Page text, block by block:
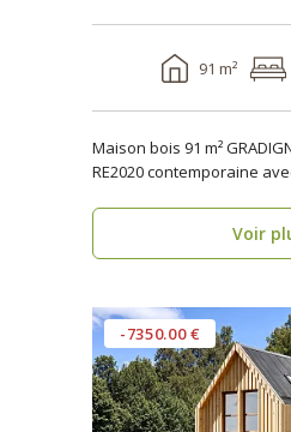
91 m²
Maison bois 91 m²
RE2020 contemporaine
Voir
-7350.00 €